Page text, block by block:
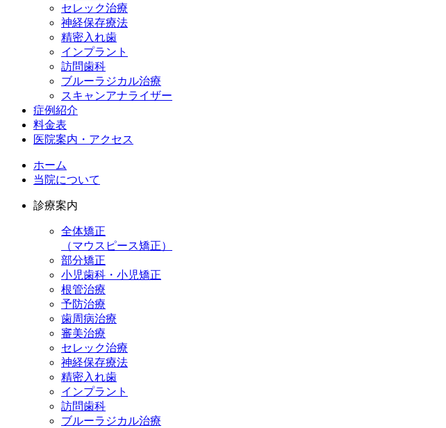
セレック治療
神経保存療法
精密入れ歯
インプラント
訪問歯科
ブルーラジカル治療
スキャンアナライザー
症例紹介
料金表
医院案内・アクセス
ホーム
当院について
診療案内
全体矯正
（マウスピース矯正）
部分矯正
小児歯科・小児矯正
根管治療
予防治療
歯周病治療
審美治療
セレック治療
神経保存療法
精密入れ歯
インプラント
訪問歯科
ブルーラジカル治療